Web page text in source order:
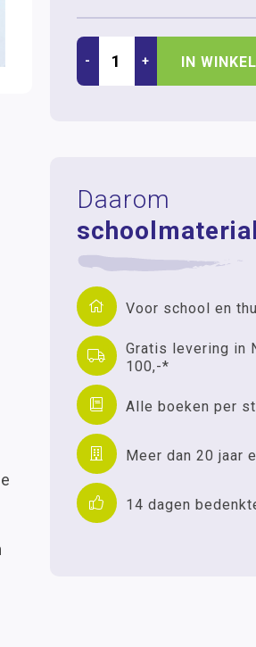
- + IN
Daarom
Voor school en
Gratis levering in
100,-*
Alle boeken per
Meer dan 20 jaar
14 dagen